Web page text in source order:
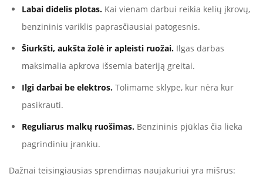
Labai didelis plotas. Kai vienam darbui reikia kelių įkrovų,
benzininis variklis paprasčiausiai patogesnis.
Šiurkšti, aukšta žolė ir apleisti ruožai. Ilgas darbas
maksimalia apkrova išsemia bateriją greitai.
Ilgi darbai be elektros. Tolimame sklype, kur nėra kur
pasikrauti.
Reguliarus malkų ruošimas. Benzininis pjūklas čia lieka
pagrindiniu įrankiu.
Dažnai teisingiausias sprendimas naujakuriui yra mišrus: